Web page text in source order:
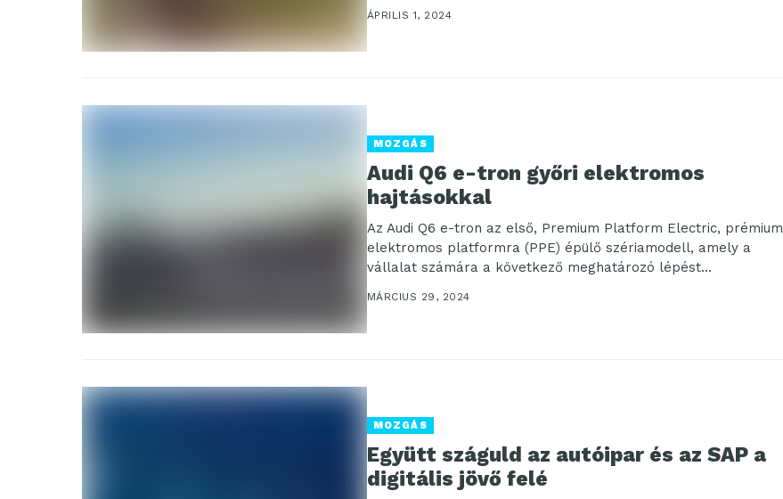
ÁPRILIS 1, 2024
MOZGÁS
Audi Q6 e-tron győri elektromos
hajtásokkal
Az Audi Q6 e-tron az első, Premium Platform Electric, prémium
elektromos platformra (PPE) épülő szériamodell, amely a
vállalat számára a következő meghatározó lépést...
MÁRCIUS 29, 2024
MOZGÁS
Együtt száguld az autóipar és az SAP a
digitális jövő felé